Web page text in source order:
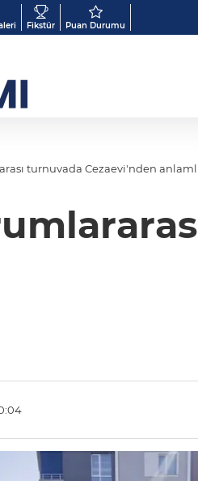
Fikstür Puan Durumu
turnuvada Cezaevi'nden